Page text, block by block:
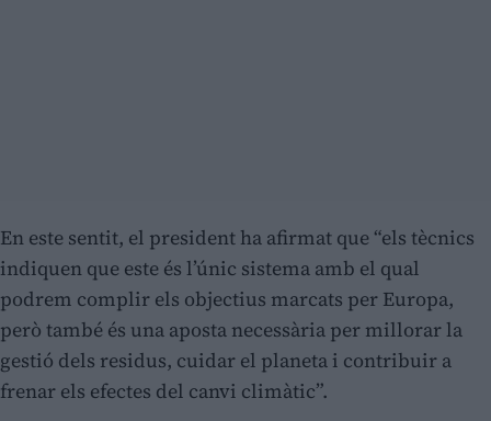
En este sentit, el president ha afirmat que “els tècnics
indiquen que este és l’únic sistema amb el qual
podrem complir els objectius marcats per Europa,
però també és una aposta necessària per millorar la
gestió dels residus, cuidar el planeta i contribuir a
frenar els efectes del canvi climàtic”.